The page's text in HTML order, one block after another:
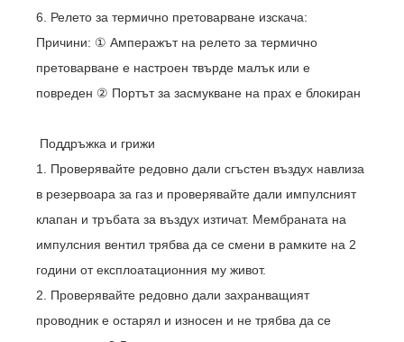
6. Релето за термично претоварване изскача:
Причини: ① Амперажът на релето за термично
претоварване е настроен твърде малък или е
повреден ② Портът за засмукване на прах е блокиран
Поддръжка и грижи
1. Проверявайте редовно дали сгъстен въздух навлиза
в резервоара за газ и проверявайте дали импулсният
клапан и тръбата за въздух изтичат. Мембраната на
импулсния вентил трябва да се смени в рамките на 2
години от експлоатационния му живот.
2. Проверявайте редовно дали захранващият
проводник е остарял и износен и не трябва да се